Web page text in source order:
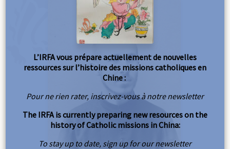
L’IRFA vous prépare actuellement de nouvelles
ressources sur l’histoire des missions catholiques en
Chine :
Pour ne rien rater, inscrivez-vous à notre newsletter
The IRFA is currently preparing new resources on the
history of Catholic missions in China:
To stay up to date, sign up for our newsletter